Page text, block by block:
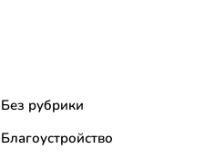
Без рубрики
Благоустройство